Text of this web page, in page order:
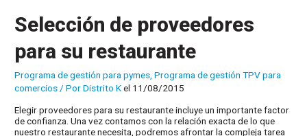
Selección de proveedores
para su restaurante
Programa de gestión para pymes,Programa de gestión TPV para
comercios/ PorDistrito Kel 11/08/2015
Elegir proveedores para su restaurante incluye un importante factor
de confianza. Una vez contamos con la relación exacta de lo que
nuestro restaurante necesita, podremos afrontar la compleja tarea